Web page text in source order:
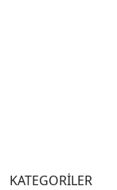
KATEGORİLER